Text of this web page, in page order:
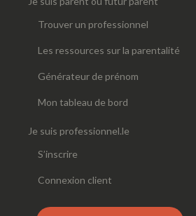
Trouver un professionnel
Les ressources sur la parentalité
Générateur de prénom
Mon tableau de bord
Je suis professionnel.le
S’inscrire
Connexion client